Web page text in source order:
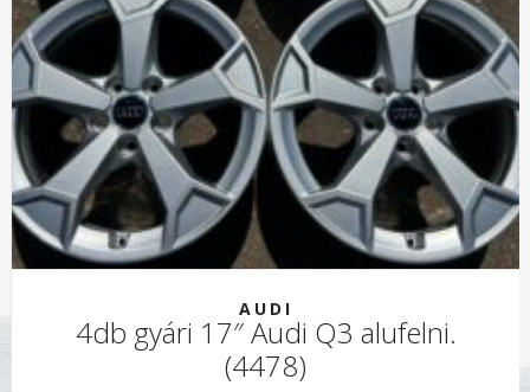
AUDI
4db gyári 17″ Audi Q3 alufelni.
(4478)